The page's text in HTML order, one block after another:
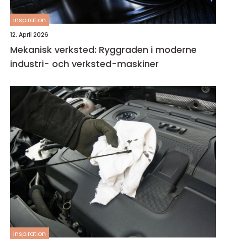
inspiration
12. April 2026
Mekanisk verksted: Ryggraden i moderne
industri- och verksted-maskiner
inspiration